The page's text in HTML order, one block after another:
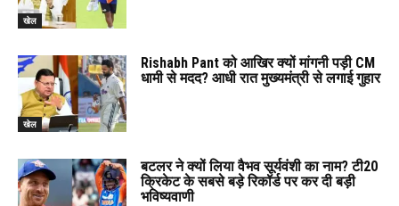
खेल
खेल
Rishabh Pant को आखिर क्यों मांगनी पड़ी CM
धामी से मदद? आधी रात मुख्यमंत्री से लगाई गुहार
बटलर ने क्यों लिया वैभव सूर्यवंशी का नाम? टी20
क्रिकेट के सबसे बड़े रिकॉर्ड पर कर दी बड़ी
भविष्यवाणी